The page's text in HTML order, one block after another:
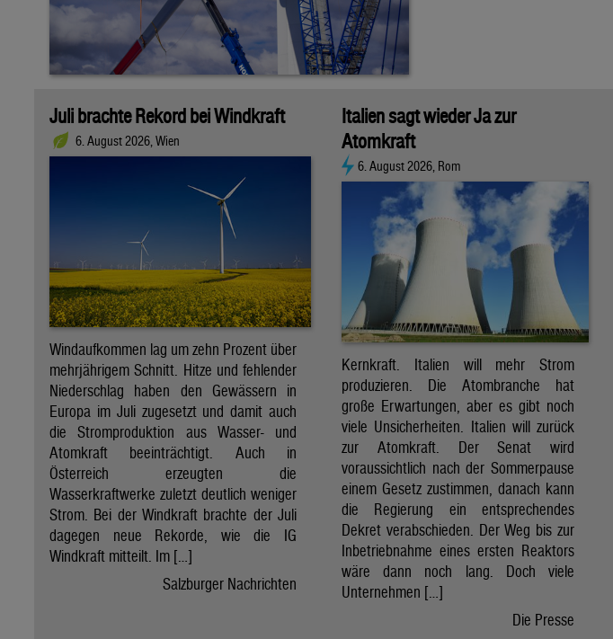
Juli brachte Rekord bei Windkraft
6. August 2026, Wien
Windaufkommen lag um zehn Prozent über
mehrjährigem Schnitt. Hitze und fehlender
Niederschlag haben den Gewässern in
Europa im Juli zugesetzt und damit auch
die Stromproduktion aus Wasser- und
Atomkraft beeinträchtigt. Auch in
Österreich erzeugten die
Wasserkraftwerke zuletzt deutlich weniger
Strom. Bei der Windkraft brachte der Juli
dagegen neue Rekorde, wie die IG
Windkraft mitteilt. Im […]
Salzburger Nachrichten
Italien sagt wieder Ja zur
Atomkraft
6. August 2026, Rom
Kernkraft. Italien will mehr Strom
produzieren. Die Atombranche hat
große Erwartungen, aber es gibt noch
viele Unsicherheiten. Italien will zurück
zur Atomkraft. Der Senat wird
voraussichtlich nach der Sommerpause
einem Gesetz zustimmen, danach kann
die Regierung ein entsprechendes
Dekret verabschieden. Der Weg bis zur
Inbetriebnahme eines ersten Reaktors
wäre dann noch lang. Doch viele
Unternehmen […]
Die Presse